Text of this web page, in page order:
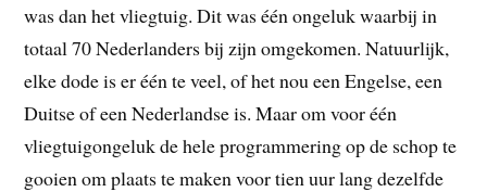
was dan het vliegtuig. Dit was één ongeluk waarbij in
totaal 70 Nederlanders bij zijn omgekomen. Natuurlijk,
elke dode is er één te veel, of het nou een Engelse, een
Duitse of een Nederlandse is. Maar om voor één
vliegtuigongeluk de hele programmering op de schop te
gooien om plaats te maken voor tien uur lang dezelfde